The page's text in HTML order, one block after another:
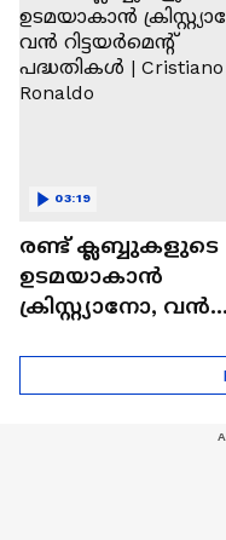
രണ്ട്‌ ക്ലബ്ബുകളുടെ
ഉടമയാകാന്‍
ക്രിസ്റ്റ്യാനോ, വന്‍
പദ്ധതികള്‍ |
Ronaldo
03:19